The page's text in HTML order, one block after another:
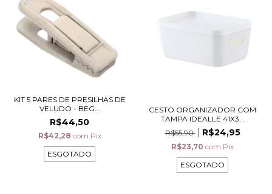
KIT 5 PARES DE PRESILHAS DE
VELUDO - BEG...
R$44,50
R$42,28 com Pix
ESGOTADO
CESTO ORGANIZADOR COM
TAMPA IDEALLE 41X3...
R$55,90
R$24,95
R$23,70 com Pix
ESGOTADO